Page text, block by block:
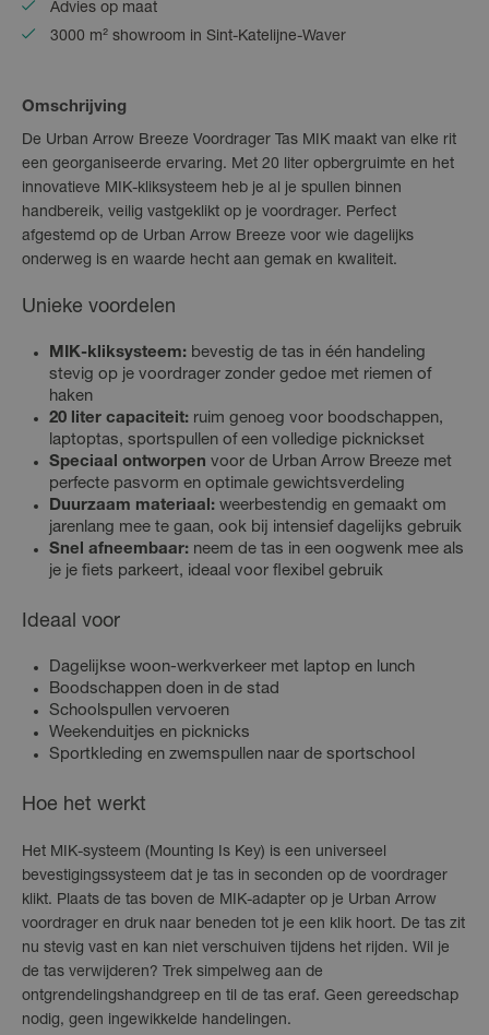
Advies op maat
3000 m² showroom in Sint-Katelijne-Waver
Omschrijving
De Urban Arrow Breeze Voordrager Tas MIK maakt van elke rit
een georganiseerde ervaring. Met 20 liter opbergruimte en het
innovatieve MIK-kliksysteem heb je al je spullen binnen
handbereik, veilig vastgeklikt op je voordrager. Perfect
afgestemd op de Urban Arrow Breeze voor wie dagelijks
onderweg is en waarde hecht aan gemak en kwaliteit.
Unieke voordelen
MIK-kliksysteem: bevestig de tas in één handeling
stevig op je voordrager zonder gedoe met riemen of
haken
20 liter capaciteit: ruim genoeg voor boodschappen,
laptoptas, sportspullen of een volledige picknickset
Speciaal ontworpen voor de Urban Arrow Breeze met
perfecte pasvorm en optimale gewichtsverdeling
Duurzaam materiaal: weerbestendig en gemaakt om
jarenlang mee te gaan, ook bij intensief dagelijks gebruik
Snel afneembaar: neem de tas in een oogwenk mee als
je je fiets parkeert, ideaal voor flexibel gebruik
Ideaal voor
Dagelijkse woon-werkverkeer met laptop en lunch
Boodschappen doen in de stad
Schoolspullen vervoeren
Weekenduitjes en picknicks
Sportkleding en zwemspullen naar de sportschool
Hoe het werkt
Het MIK-systeem (Mounting Is Key) is een universeel
bevestigingssysteem dat je tas in seconden op de voordrager
klikt. Plaats de tas boven de MIK-adapter op je Urban Arrow
voordrager en druk naar beneden tot je een klik hoort. De tas zit
nu stevig vast en kan niet verschuiven tijdens het rijden. Wil je
de tas verwijderen? Trek simpelweg aan de
ontgrendelingshandgreep en til de tas eraf. Geen gereedschap
nodig, geen ingewikkelde handelingen.